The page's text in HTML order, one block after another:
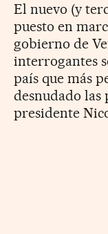
El nuevo (y
puesto en
gobierno de
interrogantes
país que más
desnudado las
presidente